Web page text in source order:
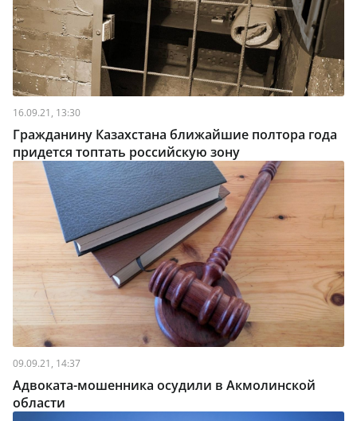
16.09.21, 13:30
Гражданину Казахстана ближайшие полтора года
придется топтать российскую зону
09.09.21, 14:37
Адвоката-мошенника осудили в Акмолинской
области